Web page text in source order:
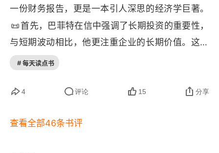
E.衍生品[1]
G.房屋产权：实践和政策[1]
B.吸引正确的投资者[1]
后…… 结果因为过度纠结于无关紧要的细节，反而
要看清车灯能照到的前方道路，确保大方向正确
一份财务报告，更是一本引人深思的经济学巨著。
📜首先，巴菲特在信中强调了长期投资的重要性，
与短期波动相比，他更注重企业的长期价值。这体
现了他对于经济周期和市场波动的深刻理解，以及
境中，这种注重长期的理念为投资者提供了宝贵的
业的真实价值。📜
# 每天读点书
4 评论 15 分享
查看全部46条书评